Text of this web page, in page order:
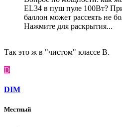
EL34 в пуш пуле 100Вт?
баллон может рассеять не
Нажмите для раскрытия...
Так это ж в "чистом" классе B.
D
DIM
Местный